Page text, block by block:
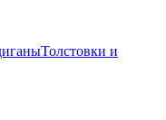
Толстовки и